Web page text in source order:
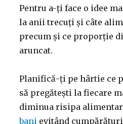
Pentru a-ți face o idee
la anii trecuți și câte
precum și ce proporție
aruncat.
Planifică-ți pe hârtie ce
să pregătești la fiecare
diminua risipa
bani evitând